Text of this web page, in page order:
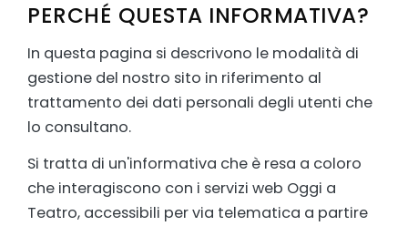
PERCHÉ QUESTA INFORMATIVA?
In questa pagina si descrivono le modalità di
gestione del nostro sito in riferimento al
trattamento dei dati personali degli utenti che
lo consultano.
Si tratta di un'informativa che è resa a coloro
che interagiscono con i servizi web Oggi a
Teatro, accessibili per via telematica a partire